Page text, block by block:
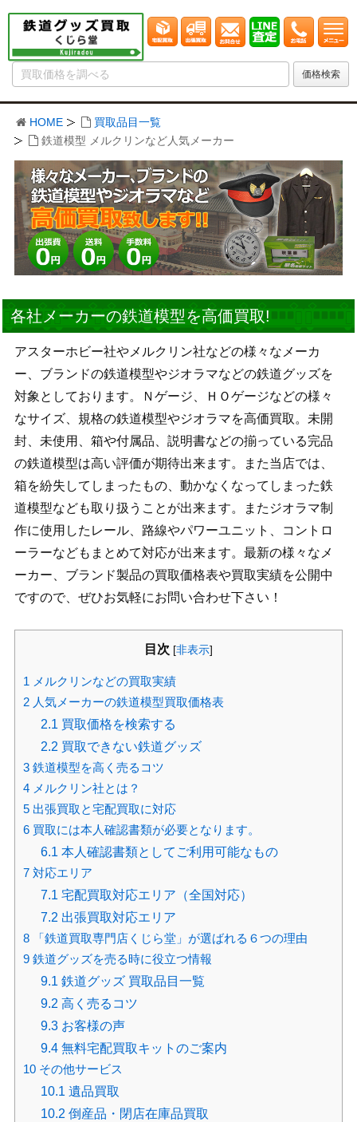
HOME
買取品目一覧
鉄道模型 メルクリンなど人気メーカー
各社メーカーの鉄道模型を高価買取!
アスターホビー社やメルクリン社などの様々なメーカ
ー、ブランドの鉄道模型やジオラマなどの鉄道グッズを
対象としております。Ｎゲージ、ＨＯゲージなどの様々
なサイズ、規格の鉄道模型やジオラマを高価買取。未開
封、未使用、箱や付属品、説明書などの揃っている完品
の鉄道模型は高い評価が期待出来ます。また当店では、
箱を紛失してしまったもの、動かなくなってしまった鉄
道模型なども取り扱うことが出来ます。またジオラマ制
作に使用したレール、路線やパワーユニット、コントロ
ーラーなどもまとめて対応が出来ます。最新の様々なメ
ーカー、ブランド製品の買取価格表や買取実績を公開中
ですので、ぜひお気軽にお問い合わせ下さい！
目次 [非表示]
1 メルクリンなどの買取実績
2人気メーカーの鉄道模型買取価格表
2.1 買取価格を検索する
2.2 買取できない鉄道グッズ
3鉄道模型を高く売るコツ
4メルクリン社とは？
5出張買取と宅配買取に対応
6買取には本人確認書類が必要となります。
6.1 本人確認書類としてご利用可能なもの
7対応エリア
7.1 宅配買取対応エリア（全国対応）
7.2 出張買取対応エリア
8「鉄道買取専門店くじら堂」が選ばれる６つの理由
9鉄道グッズを売る時に役立つ情報
9.1 鉄道グッズ 買取品目一覧
9.2 高く売るコツ
9.3お客様の声
9.4無料宅配買取キットのご案内
10その他サービス
10.1 遺品買取
10.2 倒産品・閉店在庫品買取